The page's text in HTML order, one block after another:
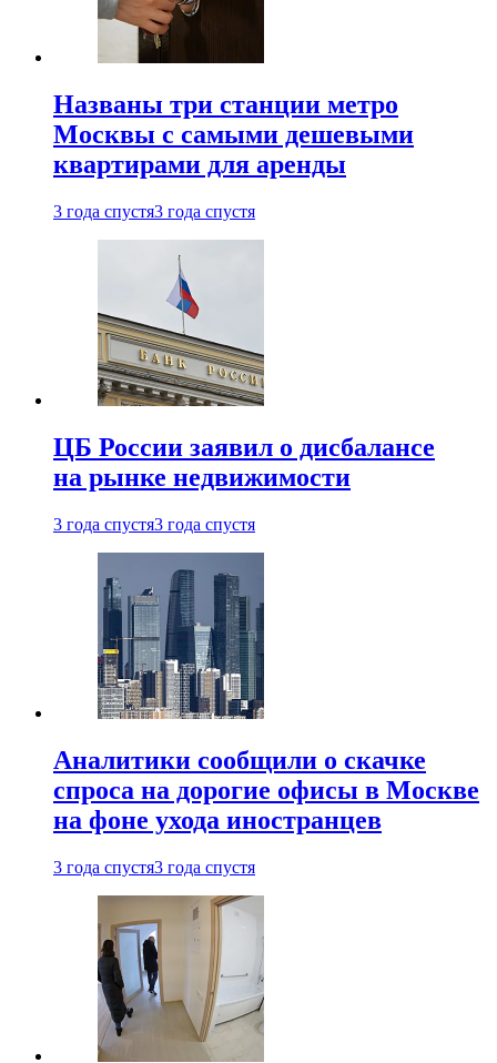
Названы три станции метро
Москвы с самыми дешевыми
квартирами для аренды
3 года спустя3 года спустя
ЦБ России заявил о дисбалансе
на рынке недвижимости
3 года спустя3 года спустя
Аналитики сообщили о скачке
спроса на дорогие офисы в Москве
на фоне ухода иностранцев
3 года спустя3 года спустя